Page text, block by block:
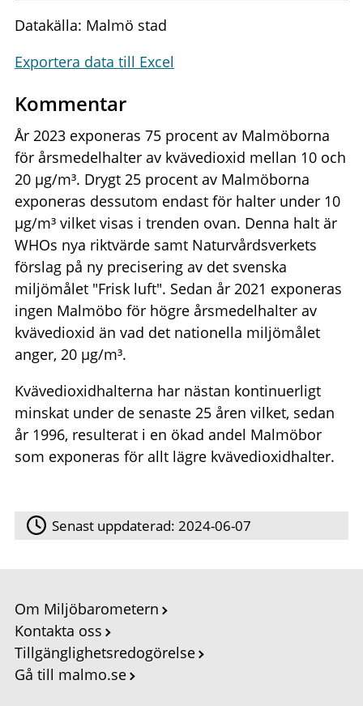
Datakälla: Malmö stad
Exportera data till Excel
Kommentar
År 2023 exponeras 75 procent av Malmöborna
för årsmedelhalter av kvävedioxid mellan 10 och
20 µg/m³. Drygt 25 procent av Malmöborna
exponeras dessutom endast för halter under 10
µg/m³ vilket visas i trenden ovan. Denna halt är
WHOs nya riktvärde samt Naturvårdsverkets
förslag på ny precisering av det svenska
miljömålet "Frisk luft". Sedan år 2021 exponeras
ingen Malmöbo för högre årsmedelhalter av
kvävedioxid än vad det nationella miljömålet
anger, 20 µg/m³.
Kvävedioxidhalterna har nästan kontinuerligt
minskat under de senaste 25 åren vilket, sedan
år 1996, resulterat i en ökad andel Malmöbor
som exponeras för allt lägre kvävedioxidhalter.
Senast uppdaterad:2024-06-07
Om Miljöbarometern
Kontakta oss
Tillgänglighetsredogörelse
Gå till malmo.se